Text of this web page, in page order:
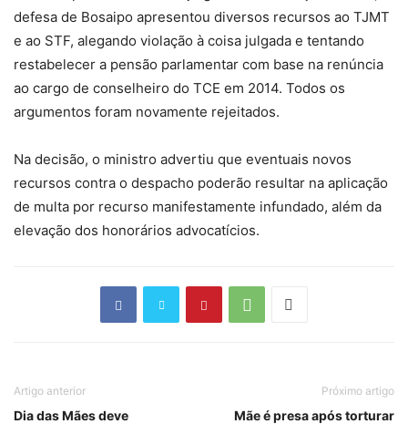
defesa de Bosaipo apresentou diversos recursos ao TJMT
e ao STF, alegando violação à coisa julgada e tentando
restabelecer a pensão parlamentar com base na renúncia
ao cargo de conselheiro do TCE em 2014. Todos os
argumentos foram novamente rejeitados.
Na decisão, o ministro advertiu que eventuais novos
recursos contra o despacho poderão resultar na aplicação
de multa por recurso manifestamente infundado, além da
elevação dos honorários advocatícios.
Artigo anterior
Dia das Mães deve
Próximo artigo
Mãe é presa após torturar